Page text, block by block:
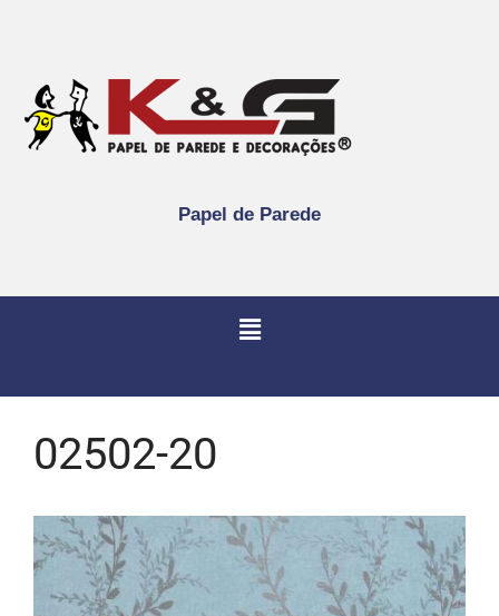
Papel de Parede
02502-20